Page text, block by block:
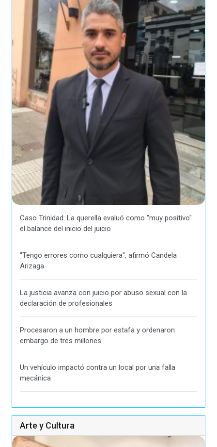
Caso Trinidad: La querella evaluó como "muy positivo"
el balance del inicio del juicio
"Tengo errores como cualquiera", afirmó Candela
Arizaga
La justicia avanza con juicio por abuso sexual con la
declaración de profesionales
Procesaron a un hombre por estafa y ordenaron
embargo de tres millones
Un vehículo impactó contra un local por una falla
mecánica
Arte y Cultura